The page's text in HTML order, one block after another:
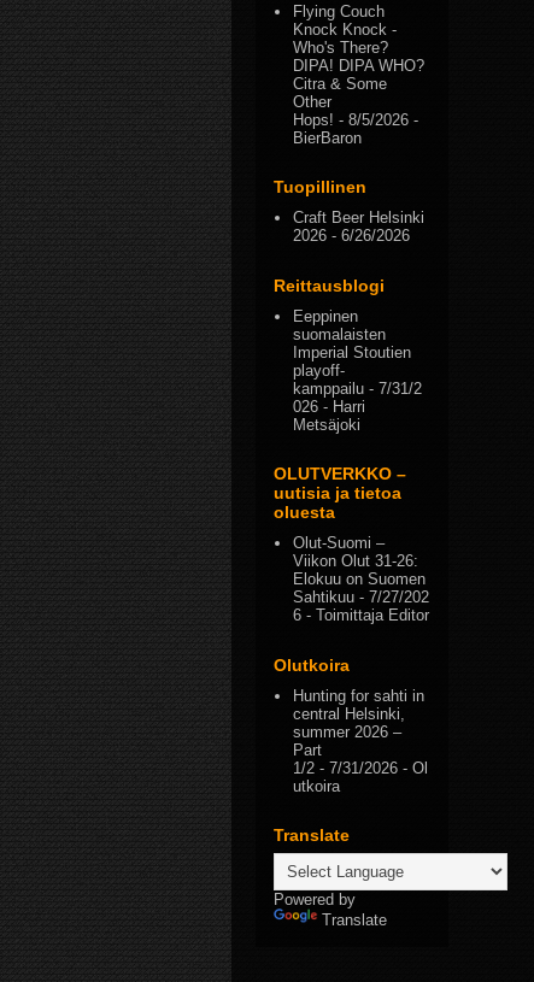
Flying Couch
Knock Knock -
Who's There?
DIPA! DIPA WHO?
Citra & Some
Other
Hops! - 8/5/2026 -
BierBaron
Tuopillinen
Craft Beer Helsinki
2026 - 6/26/2026
Reittausblogi
Eeppinen
suomalaisten
Imperial Stoutien
playoff-
kamppailu - 7/31/2
026 - Harri
Metsäjoki
OLUTVERKKO –
uutisia ja tietoa
oluesta
Olut-Suomi –
Viikon Olut 31-26:
Elokuu on Suomen
Sahtikuu - 7/27/202
6 - Toimittaja Editor
Olutkoira
Hunting for sahti in
central Helsinki,
summer 2026 –
Part
1/2 - 7/31/2026 - Ol
utkoira
Translate
Powered by
Translate